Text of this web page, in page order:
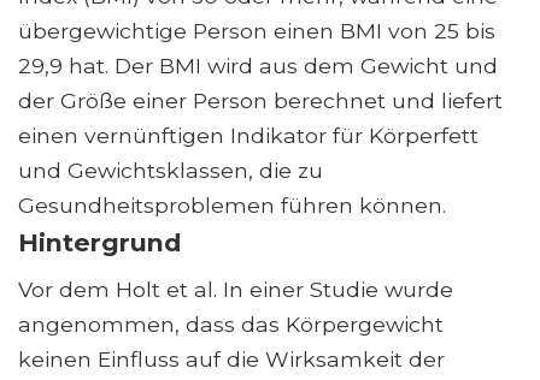
übergewichtige Person einen BMI von 25 bis
29,9 hat. Der BMI wird aus dem Gewicht und
der Größe einer Person berechnet und liefert
einen vernünftigen Indikator für Körperfett
und Gewichtsklassen, die zu
Gesundheitsproblemen führen können.
Hintergrund
Vor dem Holt et al. In einer Studie wurde
angenommen, dass das Körpergewicht
keinen Einfluss auf die Wirksamkeit der